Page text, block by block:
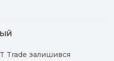
Trade залишився